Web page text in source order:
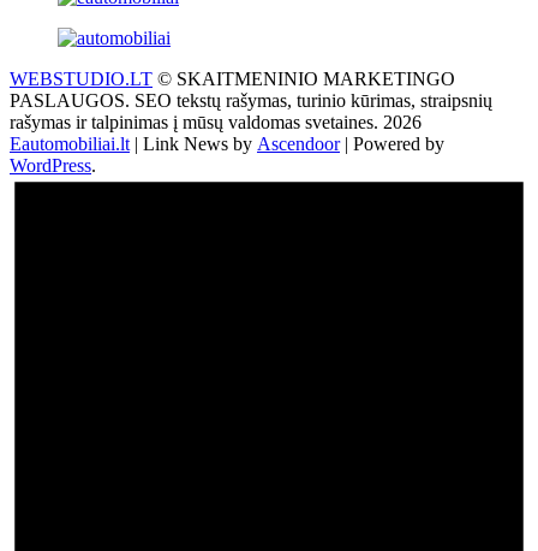
WEBSTUDIO.LT © SKAITMENINIO MARKETINGO
PASLAUGOS. SEO tekstų rašymas, turinio kūrimas, straipsnių
rašymas ir talpinimas į mūsų valdomas svetaines. 2026
Eautomobiliai.lt | Link News by Ascendoor| Powered by
WordPress.